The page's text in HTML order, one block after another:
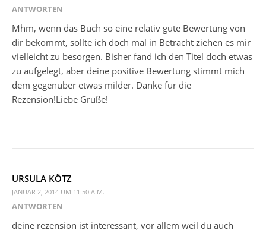
ANTWORTEN
Mhm, wenn das Buch so eine relativ gute Bewertung von
dir bekommt, sollte ich doch mal in Betracht ziehen es mir
vielleicht zu besorgen. Bisher fand ich den Titel doch etwas
zu aufgelegt, aber deine positive Bewertung stimmt mich
dem gegenüber etwas milder. Danke für die
Rezension!Liebe Grüße!
URSULA KÖTZ
JANUAR 2, 2014 UM 11:50 A.M.
ANTWORTEN
deine rezension ist interessant, vor allem weil du auch